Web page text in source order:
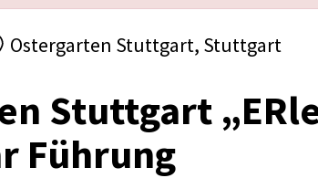
Ostergarten Stuttgart, Stuttgart
Stuttgart
Führung